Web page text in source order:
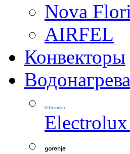
Nova
AIRFEL
Конвекторы